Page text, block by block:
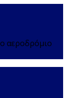
αεροδρόμιο